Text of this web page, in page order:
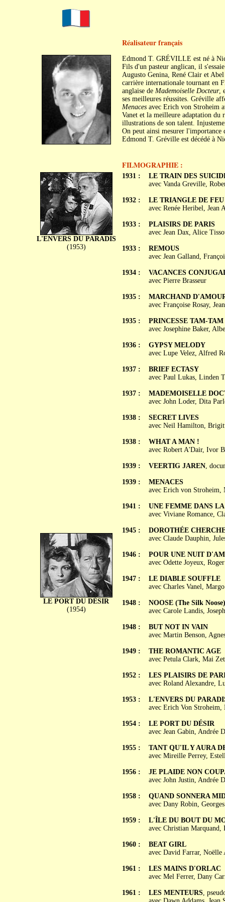
Réalisateur français
Edmond T. GRÉVILLE est né à
Fils d'un pasteur anglican, il
Augusto Genina, René Clair et
carrière internationale tournant en
anglaise de Mademoiselle Docteur,
ses meilleures réussites. Gréville
Menacesavec Erich von Stroheim
Vanet et la meilleure adaptation du
illustrations de son talent.
On peut ainsi mesurer l'importance
Edmond T. Gréville est décédé à
FILMOGRAPHIE :
L'ENVERS DU PARADIS
(1953)
LE PORT DU DÉSIR
(1954)
1931 :
1932 :
1933 :
1933 :
1934 :
1935 :
1935 :
1936 :
1937 :
1937 :
1938 :
1938 :
1939 :
1939 :
1941 :
1945 :
1946 :
1947 :
1948 :
1948 :
1949 :
1952 :
1953 :
1954 :
1955 :
1956 :
1958 :
1959 :
1960 :
1961 :
1961 :
LE TRAIN DES
avec Vanda Greville,
LE TRIANGLE DE FEU
avec Renée Heribel,
PLAISIRS DE PARIS
avec Jean Dax, Alice
REMOUS
avec Jean Galland,
VACANCES
avec Pierre Brasseur
MARCHAND
avec Françoise Rosay,
PRINCESSE TAM-TAM
avec Josephine Baker,
GYPSY MELODY
avec Lupe Velez, Alfred
BRIEF ECTASY
avec Paul Lukas, Linden
MADEMOISELLE
avec John Loder, Dita
SECRET LIVES
avec Neil Hamilton,
WHAT A MAN !
avec Robert A'Dair, Ivor
VEERTIG JAREN,
MENACES
avec Erich von Stroheim,
UNE FEMME DANS
avec Viviane Romance,
DOROTHÉE
avec Claude Dauphin,
POUR UNE NUIT
avec Odette Joyeux,
LE DIABLE SOUFFLE
avec Charles Vanel,
NOOSE (The Silk Noose)
avec Carole Landis,
BUT NOT IN VAIN
avec Martin Benson,
THE ROMANTIC AGE
avec Petula Clark, Mai
LES PLAISIRS DE
avec Roland Alexandre,
L'ENVERS DU
avec Erich Von Stroheim,
LE PORT DU DÉSIR
avec Jean Gabin, Andrée
TANT QU'IL Y AURA
avec Mireille Perrey,
JE PLAIDE NON
avec John Justin, Andrée
QUAND SONNERA
avec Dany Robin,
L'ÎLE DU BOUT DU
avec Christian Marquand,
BEAT GIRL
avec David Farrar,
LES MAINS D'ORLAC
avec Mel Ferrer, Dany
LES MENTEURS,